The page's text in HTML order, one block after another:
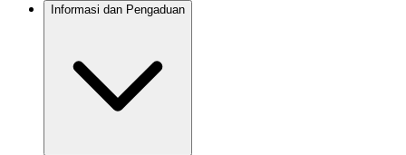
Informasi dan Pengaduan